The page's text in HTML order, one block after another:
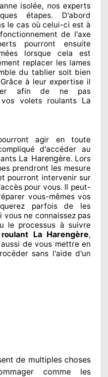
isolée, nos experts
étapes. D'abord
le cas où celui-ci est à
de l'axe
pourront ensuite
lorsque cela est
replacer les lames
du tablier soit bien
à leur expertiseil
afin de ne pas
volets roulants La
agir en toute
d'accéder au
La Harengère. Lors
prendront les mesure
pourront intervenir sur
pour vous. Il peut-
vous-mêmes vos
parfois de les
vous ne connaissezpas
le processus à suivre
La Harengère,
de vous mettre en
sans l'aide d'un
de multipleschoses
comme les